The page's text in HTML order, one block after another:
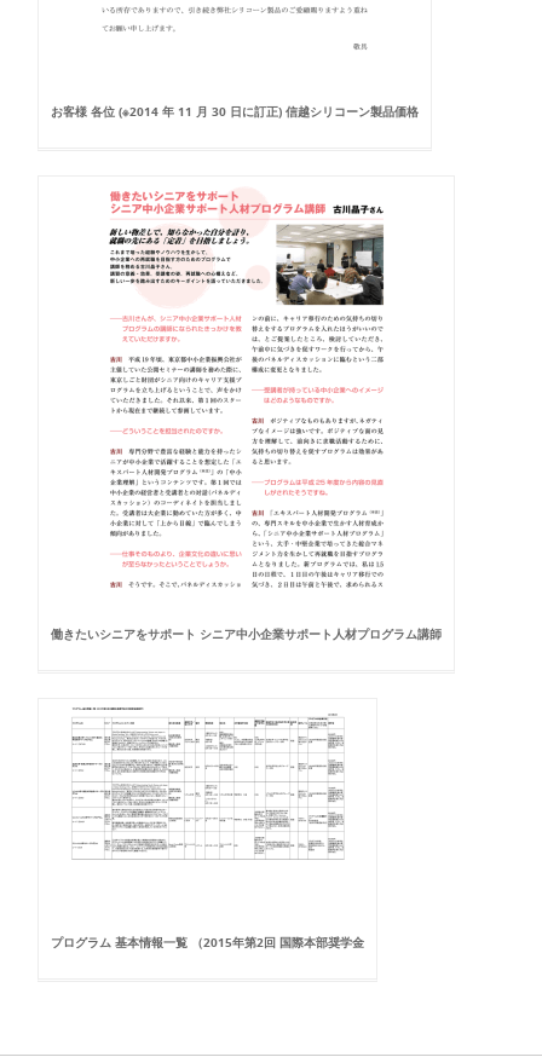
お客様 各位 (※2014 年 11 月 30 日に訂正) 信越シリコーン製品価格
働きたいシニアをサポート シニア中小企業サポート人材プログラム講師
プログラム 基本情報一覧 （2015年第2回 国際本部奨学金